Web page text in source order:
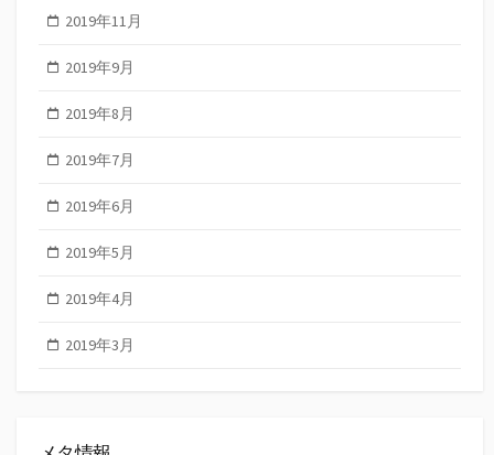
2019年11月
2019年9月
2019年8月
2019年7月
2019年6月
2019年5月
2019年4月
2019年3月